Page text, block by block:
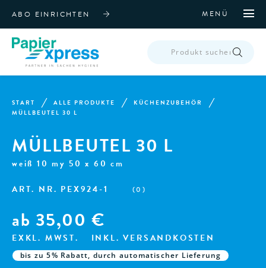
ABO EINRICHTEN MENÜ
SEARCH
START ALLE PRODUKTE
KÜCHENZUBEHÖR
MÜLLBEUTEL 30 L
MÜLLBEUTEL 30 L
weiß 10 my 50 x 60 cm
ART. NR. PEX924-1 (0)
ab 35,00 €
EXKL. MWST. INKL. VERSANDKOSTEN
bis zu 5% Rabatt, durch automatischer Lieferung